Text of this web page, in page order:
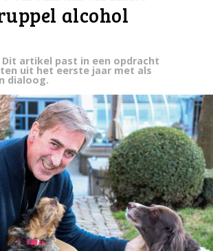
alcohol
Dit artikel past in een opdracht
uit het eerste jaar met als
dialoog.